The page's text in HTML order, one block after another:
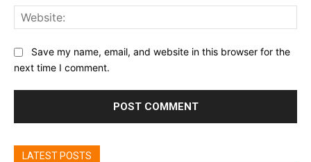
Save my name, email, and website in this browser for the
next time I comment.
LATEST POSTS